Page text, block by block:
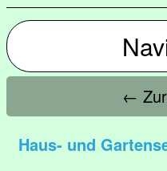
←
Haus- und